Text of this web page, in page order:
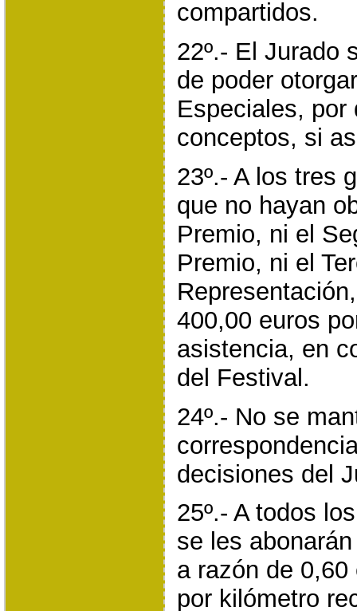
compartidos.
22º.- El Jurado
de poder
Especiales, por
conceptos, si
23º.- A los tres
que no hayan
Premio, ni el
Premio, ni el
400,00 euros
asistencia, en
del Festival.
24º.- No se
decisiones del
25º.- A todos
se les
a razón de 0,60
por kilómetro